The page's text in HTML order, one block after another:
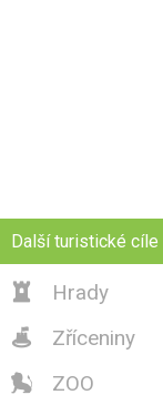
Další turistické cíle
 Hrady
 Zříceniny
 ZOO